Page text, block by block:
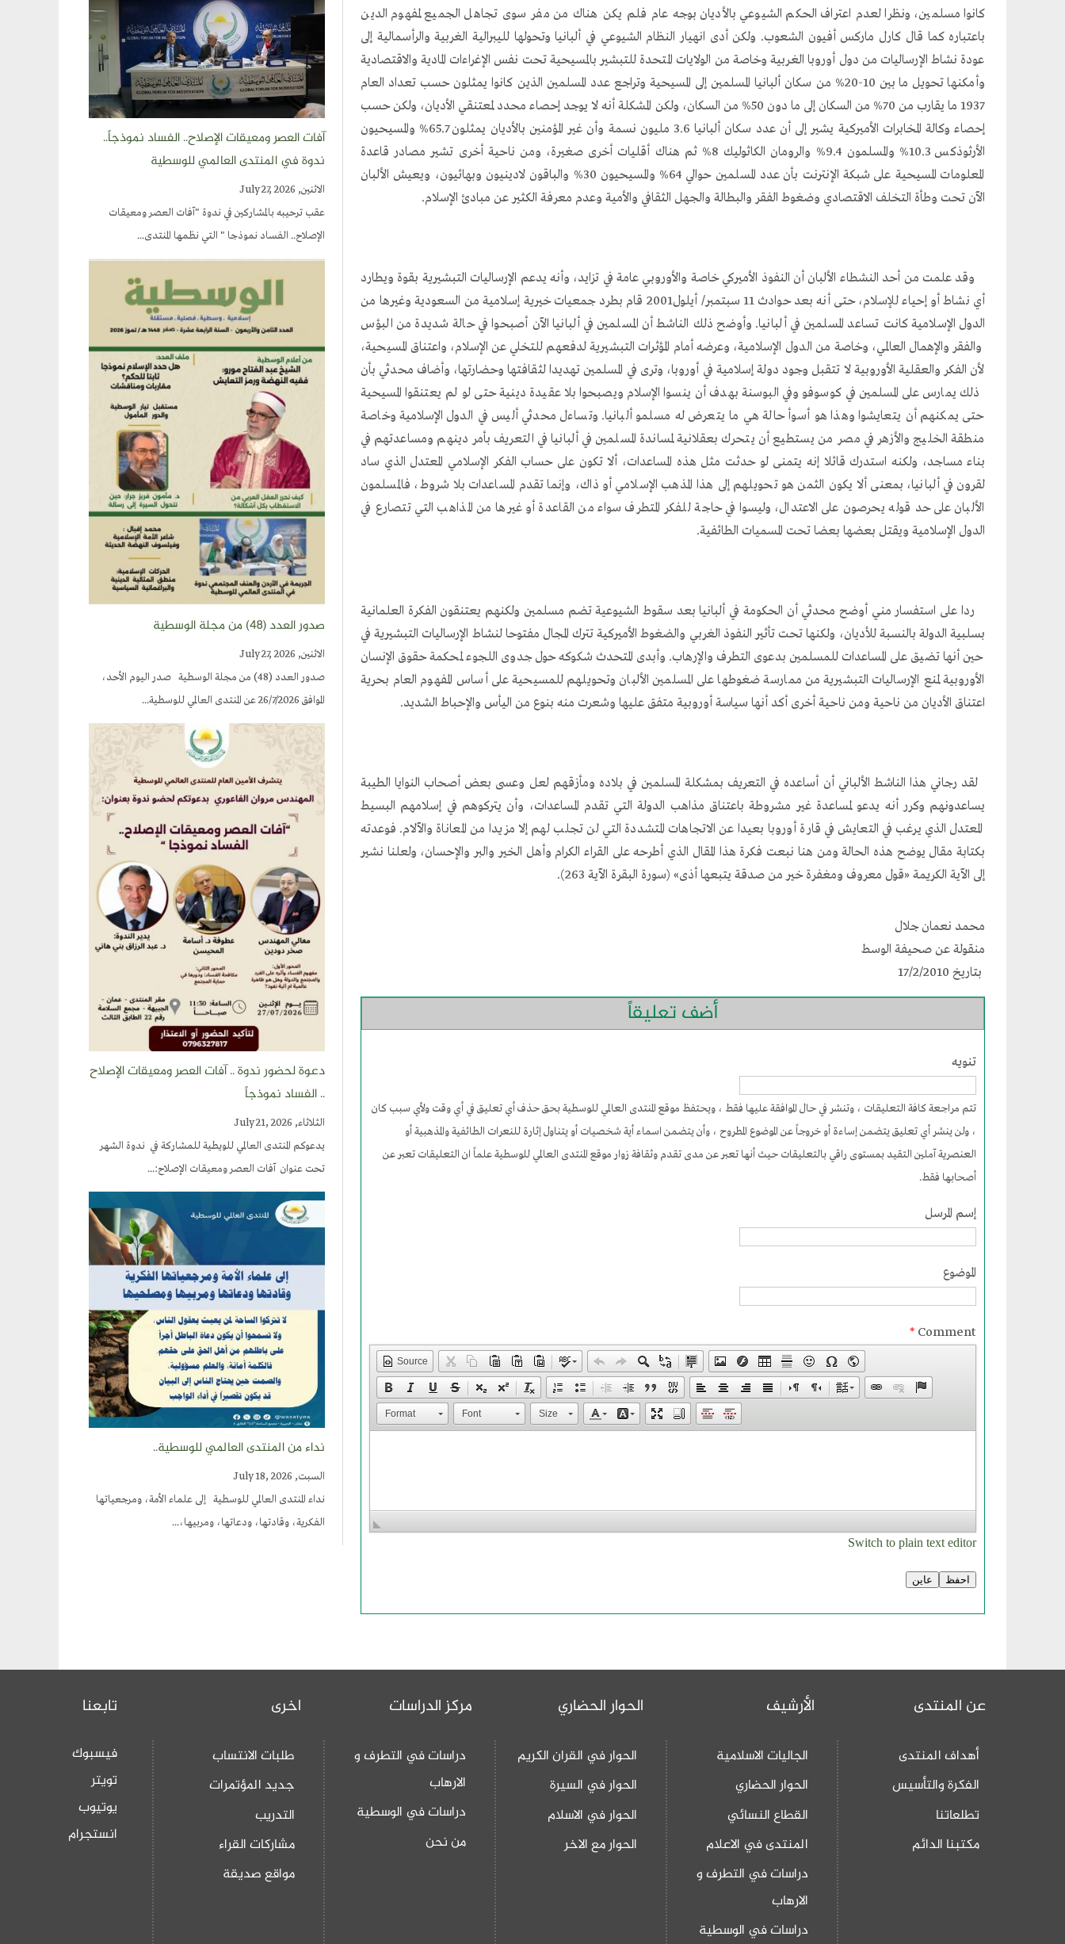
كانوا مسلمين، ونظرا لعدم اعتراف الحكم الشيوعي بالأديان بوجه عام فلم يكن هناك من مفر سوى تجاهل الجميع لمفهوم الدين
باعتباره كما قال كارل ماركس أفيون الشعوب. ولكن أدى انهيار النظام الشيوعي في ألبانيا وتحولها لليبرالية الغربية والرأسمالية إلى
عودة نشاط الإرساليات من دول أوروبا الغربية وخاصة من الولايات المتحدة للتبشير بالمسيحية تحت نفس الإغراءات المادية والاقتصادية
وأمكنها تحويل ما بين 10-20% من سكان ألبانيا المسلمين إلى المسيحية وتراجع عدد المسلمين الذين كانوا يمثلون حسب تعداد العام
1937 ما يقارب من 70% من السكان إلى ما دون 50% من السكان، ولكن المشكلة أنه لا يوجد إحصاء محدد لمعتنقي الأديان، ولكن حسب
إحصاء وكالة المخابرات الأميركية يشير إلى أن عدد سكان ألبانيا 3.6 مليون نسمة وأن غير المؤمنين بالأديان يمثلون 65.7% والمسيحيون
الأرثوذكس 10.3% والمسلمون 9.4% والرومان الكاثوليك 8% ثم هناك أقليات أخرى صغيرة، ومن ناحية أخرى تشير مصادر قاعدة
المعلومات المسيحية على شبكة الإنترنت بأن عدد المسلمين حوالي 64% والمسيحيون 30% والباقون لادينيون وبهائيون، ويعيش الألبان
الآن تحت وطأة التخلف الاقتصادي وضغوط الفقر والبطالة والجهل الثقافي والأمية وعدم معرفة الكثير عن مبادئ الإسلام.
وقد علمت من أحد النشطاء الألبان أن النفوذ الأميركي خاصة والأوروبي عامة في تزايد، وأنه يدعم الإرساليات التبشيرية بقوة ويطارد
أي نشاط أو إحياء للإسلام، حتى أنه بعد حوادث 11 سبتمبر/ أيلول2001 قام بطرد جمعيات خيرية إسلامية من السعودية وغيرها من
الدول الإسلامية كانت تساعد المسلمين في ألبانيا. وأوضح ذلك الناشط أن المسلمين في ألبانيا الآن أصبحوا في حالة شديدة من البؤس
والفقر والإهمال العالمي، وخاصة من الدول الإسلامية، وعرضه أمام المؤثرات التبشيرية لدفعهم للتخلي عن الإسلام، واعتناق المسيحية،
لأن الفكر والعقلية الأوروبية لا تتقبل وجود دولة إسلامية في أوروبا، وترى في المسلمين تهديدا لثقافتها وحضارتها، وأضاف محدثي بأن
ذلك يمارس على المسلمين في كوسوفو وفي البوسنة بهدف أن ينسوا الإسلام ويصبحوا بلا عقيدة دينية حتى لو لم يعتنقوا المسيحية
حتى يمكنهم أن يتعايشوا وهذا هو أسوأ حالة هي ما يتعرض له مسلمو ألبانيا. وتساءل محدثي أليس في الدول الإسلامية وخاصة
منطقة الخليج والأزهر في مصر من يستطيع أن يتحرك بعقلانية لمساندة المسلمين في ألبانيا في التعريف بأمر دينهم ومساعدتهم في
بناء مساجد، ولكنه استدرك قائلا إنه يتمنى لو حدثت مثل هذه المساعدات، ألا تكون على حساب الفكر الإسلامي المعتدل الذي ساد
لقرون في ألبانيا، بمعنى ألا يكون الثمن هو تحويلهم إلى هذا المذهب الإسلامي أو ذاك، وإنما تقدم المساعدات بلا شروط، فالمسلمون
الألبان على حد قوله يحرصون على الاعتدال، وليسوا في حاجة للفكر المتطرف سواء من القاعدة أو غيرها من المذاهب التي تتصارع في
الدول الإسلامية ويقتل بعضها بعضا تحت المسميات الطائفية.
ردا على استفسار مني أوضح محدثي أن الحكومة في ألبانيا بعد سقوط الشيوعية تضم مسلمين ولكنهم يعتنقون الفكرة العلمانية
بسلبية الدولة بالنسبة للأديان، ولكنها تحت تأثير النفوذ الغربي والضغوط الأميركية تترك المجال مفتوحا لنشاط الإرساليات التبشيرية في
حين أنها تضيق على المساعدات للمسلمين بدعوى التطرف والإرهاب. وأبدى المتحدث شكوكه حول جدوى اللجوء لمحكمة حقوق الإنسان
الأوروبية لمنع الإرساليات التبشيرية من ممارسة ضغوطها على المسلمين الألبان وتحويلهم للمسيحية على أساس المفهوم العام بحرية
اعتناق الأديان من ناحية ومن ناحية أخرى أكد أنها سياسة أوروبية متفق عليها وشعرت منه بنوع من اليأس والإحباط الشديد.
لقد رجاني هذا الناشط الألباني أن أساعده في التعريف بمشكلة المسلمين في بلاده ومأزقهم لعل وعسى بعض أصحاب النوايا الطيبة
يساعدونهم وكرر أنه يدعو لمساعدة غير مشروطة باعتناق مذاهب الدولة التي تقدم المساعدات، وأن يتركوهم في إسلامهم البسيط
المعتدل الذي يرغب في التعايش في قارة أوروبا بعيدا عن الاتجاهات المتشددة التي لن تجلب لهم إلا مزيدا من المعاناة والآلام. فوعدته
بكتابة مقال يوضح هذه الحالة ومن هنا نبعت فكرة هذا المقال الذي أطرحه على القراء الكرام وأهل الخير والبر والإحسان، ولعلنا نشير
إلى الآية الكريمة «قول معروف ومغفرة خير من صدقة يتبعها أذى» (سورة البقرة الآية 263).
محمد نعمان جلال
منقولة عن صحيفة الوسط
بتاريخ 17/2/2010
أضف تعليقاً
تنويه
تتم مراجعة كافة التعليقات ، وتنشر في حال الموافقة عليها فقط ، ويحتفظ موقع المنتدى العالمي للوسطية بحق حذف أي تعليق في أي وقت ولأي سبب كان
، ولن ينشر أي تعليق يتضمن إساءة أو خروجاً عن الموضوع المطروح ، وأن يتضمن اسماء أية شخصيات أو يتناول إثارة للنعرات الطائفية والمذهبية أو
العنصرية آملين التقيد بمستوى راقي بالتعليقات حيث أنها تعبر عن مدى تقدم وثقافة زوار موقع المنتدى العالمي للوسطية علماً ان التعليقات تعبر عن
أصحابها فقط.
إسم المرسل
الموضوع
Comment
*
Source
Format Font Size
Switch to plain text editor
آفات العصر ومعيقات الإصلاح.. الفساد نموذجاً..
ندوة في المنتدى العالمي للوسطية
الاثنين, July 27, 2026
عقب ترحيبه بالمشاركين في ندوة "آفات العصر ومعيقات
الإصلاح.. الفساد نموذجا " التي نظمها المنتدى...
صدور العدد (٤٨) من مجلة الوسطية
الاثنين, July 27, 2026
صدور العدد (48) من مجلة الوسطية صدر اليوم الأحد،
الموافق 26/7/2026 عن المنتدى العالمي للوسطية...
دعوة لحضور ندوة .. آفات العصر ومعيقات الإصلاح
.. الفساد نموذجاً
الثلاثاء, July 21, 2026
يدعوكم المنتدى العالمي للويطية للمشاركة في ندوة الشهر
تحت عنوان آفات العصر ومعيقات الإصلاح:...
نداء من المنتدى العالمي للوسطية..
السبت, July 18, 2026
نداء المنتدى العالمي للوسطية إلى علماء الأمة، ومرجعياتها
الفكرية، وقادتها، ودعاتها، ومربيها،...
عن المنتدى
أهداف المنتدى
الفكرة والتأسيس
تطلعاتنا
مكتبنا الدائم
الأرشيف
الجاليات الاسلامية
الحوار الحضاري
القطاع النسائي
المنتدى في الاعلام
دراسات في التطرف و
الارهاب
دراسات في الوسطية
الحوار الحضاري
الحوار في القران الكريم
الحوار في السيرة
الحوار في الاسلام
الحوار مع الاخر
مركز الدراسات
دراسات في التطرف و
الارهاب
دراسات في الوسطية
من نحن
اخرى
طلبات الانتساب
جديد المؤتمرات
التدريب
مشاركات القراء
مواقع صديقة
تابعنا
فيسبوك
تويتر
يوتيوب
انستجرام